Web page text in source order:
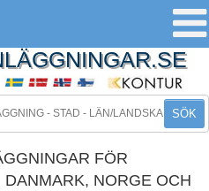
SÖK
FÖR
NORGE OCH